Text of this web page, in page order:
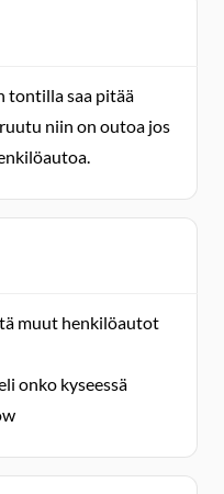
tontilla saa pitää
niin on outoa jos
muut henkilöautot
onko kyseessä